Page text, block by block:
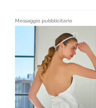
Messaggio pubblicitario